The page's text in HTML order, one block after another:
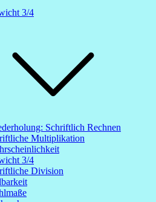
3/4
Schriftlich Rechnen
Multiplikation
3/4
Division